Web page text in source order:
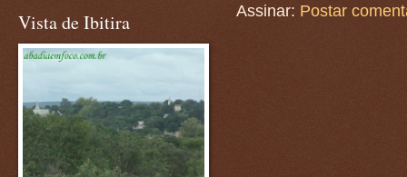
Assinar: Postar
Vista de Ibitira